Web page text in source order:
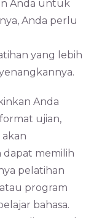
Anda untuk
Anda perlu
yang lebih
Anda
ujian,
dapat memilih
pelatihan
program
bahasa.